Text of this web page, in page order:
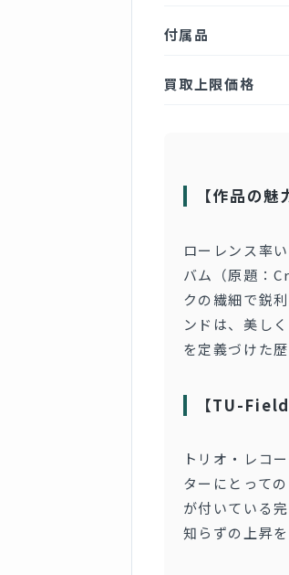
付属品
買取上限価格
【作品の魅
ローレンス率
バム（原題：
クの繊細で鋭
ンドは、美し
を定義づけた歴
【TU-
トリオ・レコ
ターにとって
が付いている
知らずの上昇